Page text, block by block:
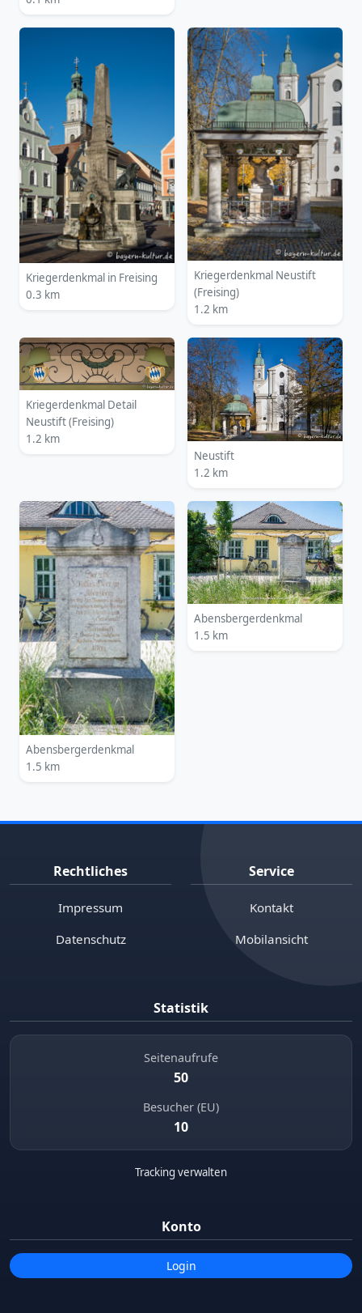
Kriegerdenkmal in Freising
0.3 km
Kriegerdenkmal Neustift
(Freising)
1.2 km
Kriegerdenkmal Detail
Neustift (Freising)
1.2 km
Neustift
1.2 km
Abensbergerdenkmal
1.5 km
Abensbergerdenkmal
1.5 km
Rechtliches
Impressum
Datenschutz
Service
Kontakt
Mobilansicht
Statistik
Seitenaufrufe
50
Besucher (EU)
10
Tracking verwalten
Konto
Login